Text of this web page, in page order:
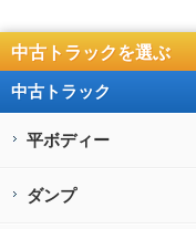
中古トラックを選ぶ
中古トラック
平ボディー
ダンプ